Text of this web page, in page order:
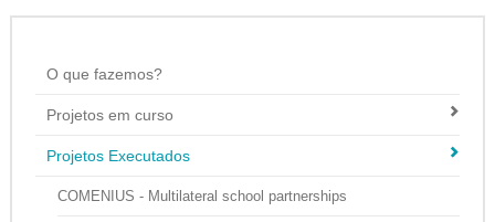
O que fazemos?
Projetos em curso
Projetos Executados
COMENIUS - Multilateral school partnerships